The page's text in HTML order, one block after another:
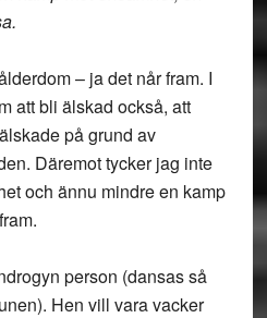
– ja det når fram. I
att bli älskad också, att
på grund av
Däremot tycker jag inte
och ännu mindre en kamp
person (dansas så
Hen vill vara vacker